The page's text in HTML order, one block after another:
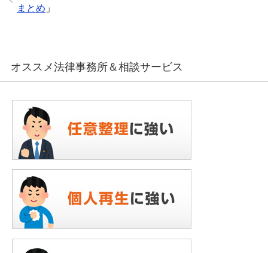
まとめ 」
オススメ法律事務所＆相談サービス